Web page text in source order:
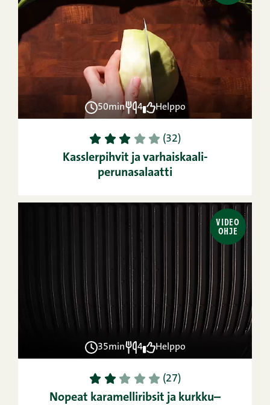
50min 4 Helppo
1 2 3 4 5 (32)
Kasslerpihvit ja varhaiskaali-
perunasalaatti
VIDEO
OHJE
35min 4 Helppo
1 2 3 4 5 (27)
Nopeat karamelliribsit ja kurkku–